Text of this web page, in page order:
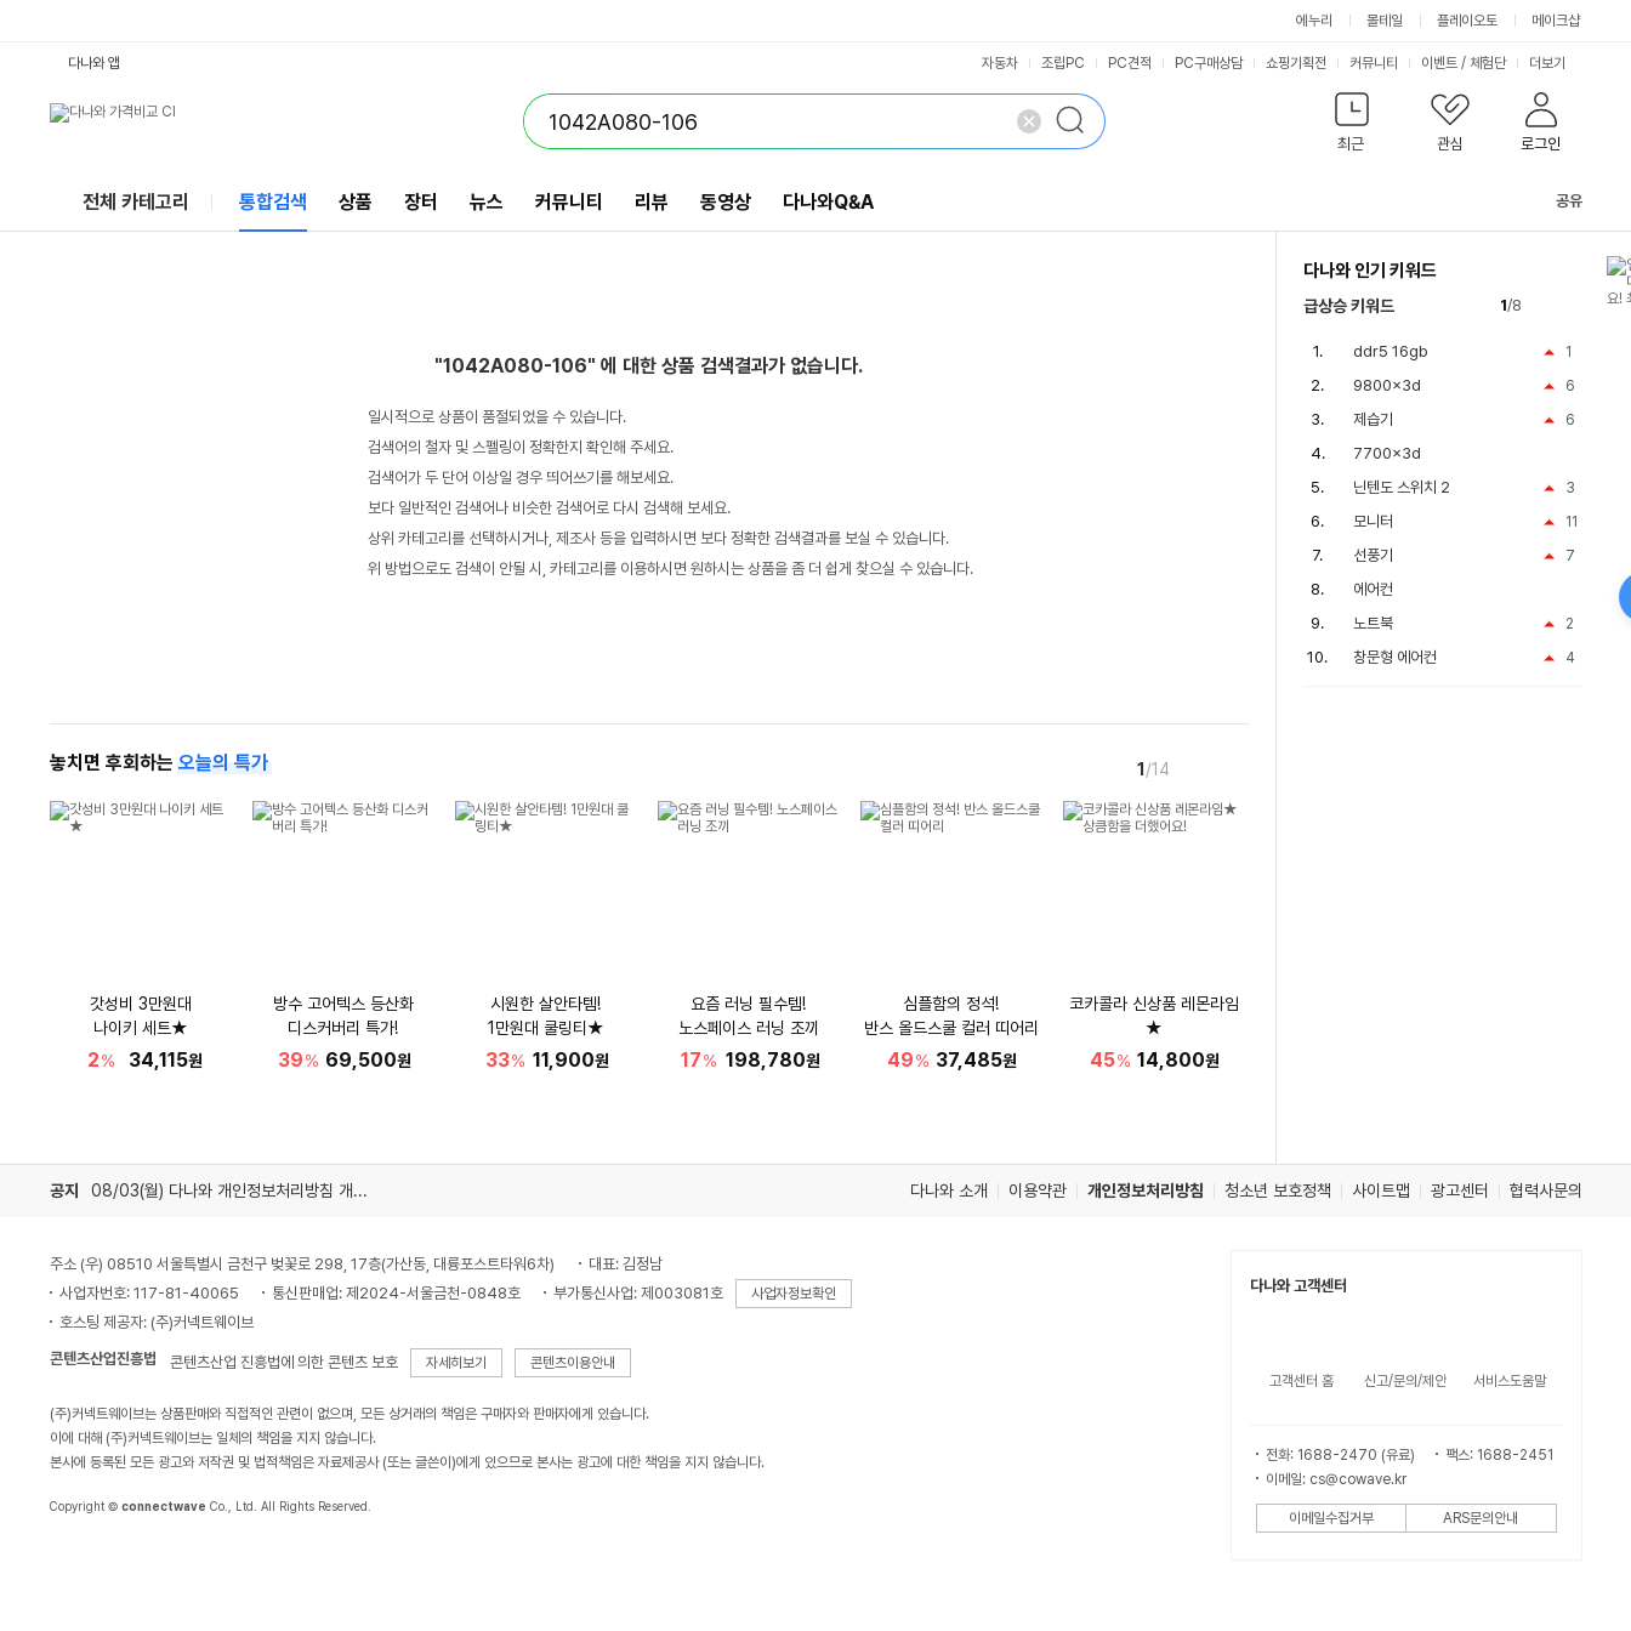
에누리 몰테일 플레이오토 메이크샵
최근 관심 로그인
다나와 앱 자동차 조립PC PC견적 PC구매상담 쇼핑기획전 커뮤니티 이벤트 / 체험단 더보기
전체 카테고리 통합검색 상품 장터 뉴스 커뮤니티 리뷰 동영상 다나와Q&A 공유
"1042A080-106" 에 대한 상품 검색결과가 없습니다.
일시적으로 상품이 품절되었을 수 있습니다.
검색어의 철자 및 스펠링이 정확한지 확인해 주세요.
검색어가 두 단어 이상일 경우 띄어쓰기를 해보세요.
보다 일반적인 검색어나 비슷한 검색어로 다시 검색해 보세요.
상위 카테고리를 선택하시거나, 제조사 등을 입력하시면 보다 정확한 검색결과를 보실 수 있습니다.
위 방법으로도 검색이 안될 시, 카테고리를 이용하시면 원하시는 상품을 좀 더 쉽게 찾으실 수 있습니다.
놓치면 후회하는 오늘의 특가 1 /14
갓성비 3만원대
나이키 세트★
2% 34,115원
방수 고어텍스 등산화
디스커버리 특가!
39% 69,500원
시원한 살안타템!
1만원대 쿨링티★
33% 11,900원
요즘 러닝 필수템!
노스페이스 러닝 조끼
17% 198,780원
심플함의 정석!
반스 올드스쿨 컬러 띠어리
49% 37,485원
코카콜라 신상품 레몬라임
★
상큼함을 더했어요!
45% 14,800원
다나와 인기 키워드
급상승 키워드 1/8
1
ddr5 16gb
6
9800x3d
6
제습기
7700x3d
3
닌텐도 스위치 2
11
모니터
7
선풍기
에어컨
2
노트북
4
창문형 에어컨
공지 08/03(월) 다나와 개인정보처리방침 개정 안내 다나와 소개 이용약관 개인정보처리방침 청소년 보호정책 사이트맵 광고센터 협력사문의
주소 (우) 08510 서울특별시 금천구 벚꽃로 298, 17층(가산동, 대륭포스트타워6차)
대표: 김정남
사업자번호: 117-81-40065
통신판매업: 제2024-서울금천-0848호 부가통신사업: 제003081호 사업자정보확인
호스팅 제공자: (주)커넥트웨이브
콘텐츠산업진흥법
콘텐츠산업 진흥법에 의한 콘텐츠 보호 자세히보기 콘텐츠이용안내
(주)커넥트웨이브는 상품판매와 직접적인 관련이 없으며, 모든 상거래의 책임은 구매자와 판매자에게 있습니다.
이에 대해 (주)커넥트웨이브는 일체의 책임을 지지 않습니다.
본사에 등록된 모든 광고와 저작권 및 법적책임은 자료제공사 (또는 글쓴이)에게 있으므로 본사는 광고에 대한 책임을 지지 않습니다.
Copyright © connectwave Co., Ltd. All Rights Reserved.
다나와 고객센터
고객센터 홈 신고/문의/제안 서비스도움말
전화: 1688-2470 (유료)
팩스: 1688-2451
이메일: cs@cowave.kr
이메일수집거부 ARS문의안내